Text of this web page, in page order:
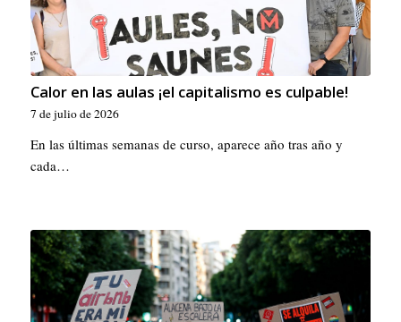
Calor en las aulas ¡el capitalismo es culpable!
7 de julio de 2026
En las últimas semanas de curso, aparece año tras año y
cada…